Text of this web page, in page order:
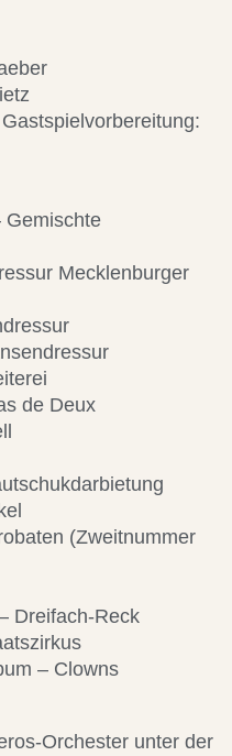
Gemischte
Mecklenburger
de Deux
(Zweitnummer
Dreifach-Reck
– Clowns
Orchester unter der